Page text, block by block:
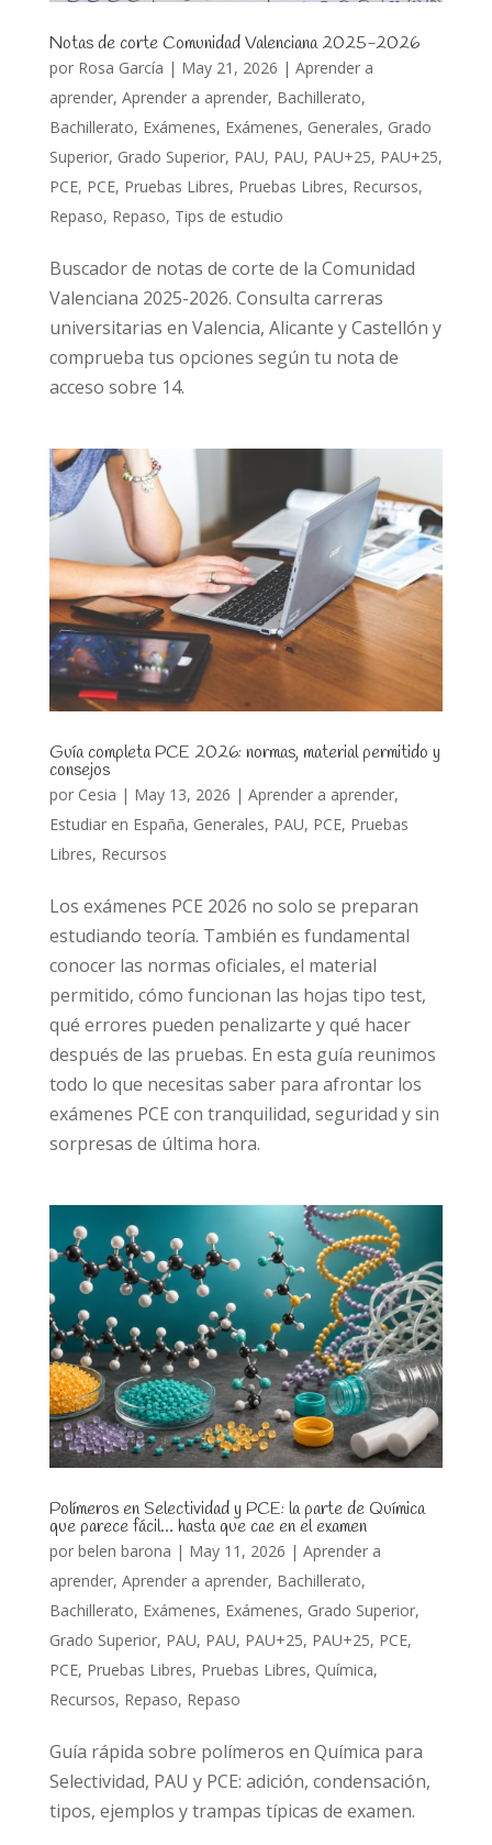
Notas de corte Comunidad Valenciana 2025-2026
por Rosa García | May 21, 2026 | Aprender a
aprender, Aprender a aprender, Bachillerato,
Bachillerato, Exámenes, Exámenes, Generales, Grado
Superior, Grado Superior, PAU, PAU, PAU+25, PAU+25,
PCE, PCE, Pruebas Libres, Pruebas Libres, Recursos,
Repaso, Repaso, Tips de estudio
Buscador de notas de corte de la Comunidad
Valenciana 2025-2026. Consulta carreras
universitarias en Valencia, Alicante y Castellón y
comprueba tus opciones según tu nota de
acceso sobre 14.
Guía completa PCE 2026: normas, material permitido y
consejos
por Cesia | May 13, 2026 | Aprender a aprender,
Estudiar en España, Generales, PAU, PCE, Pruebas
Libres, Recursos
Los exámenes PCE 2026 no solo se preparan
estudiando teoría. También es fundamental
conocer las normas oficiales, el material
permitido, cómo funcionan las hojas tipo test,
qué errores pueden penalizarte y qué hacer
después de las pruebas. En esta guía reunimos
todo lo que necesitas saber para afrontar los
exámenes PCE con tranquilidad, seguridad y sin
sorpresas de última hora.
Polímeros en Selectividad y PCE: la parte de Química
que parece fácil… hasta que cae en el examen
por belen barona | May 11, 2026 | Aprender a
aprender, Aprender a aprender, Bachillerato,
Bachillerato, Exámenes, Exámenes, Grado Superior,
Grado Superior, PAU, PAU, PAU+25, PAU+25, PCE,
PCE, Pruebas Libres, Pruebas Libres, Química,
Recursos, Repaso, Repaso
Guía rápida sobre polímeros en Química para
Selectividad, PAU y PCE: adición, condensación,
tipos, ejemplos y trampas típicas de examen.